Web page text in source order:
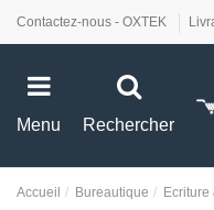
Contactez-nous - OXTEK
Menu Rechercher
Accueil Bureautique Ecriture